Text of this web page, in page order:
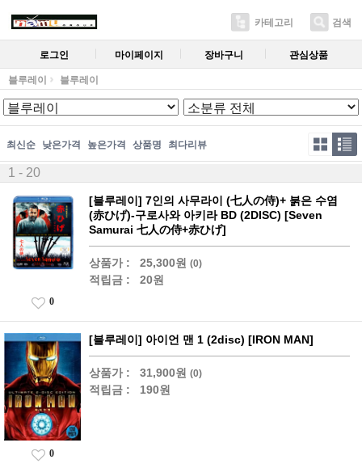
카테고리 검색
로그인 마이페이지 장바구니 관심상품
블루레이 블루레이
최신순 낮은가격 높은가격 상품명 최다리뷰
1 - 20
[블루레이] 7인의 사무라이 (七人の侍)+ 붉은 수염
(赤ひげ)-구로사와 아키라 BD (2DISC) [Seven
Samurai 七人の侍+赤ひげ]
상품가 : 25,300원 (0)
적립금 : 20원
0
[블루레이] 아이언 맨 1 (2disc) [IRON MAN]
상품가 : 31,900원 (0)
적립금 : 190원
0